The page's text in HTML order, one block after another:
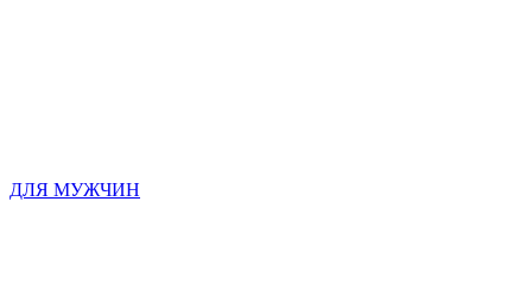
ДЛЯ МУЖЧИН